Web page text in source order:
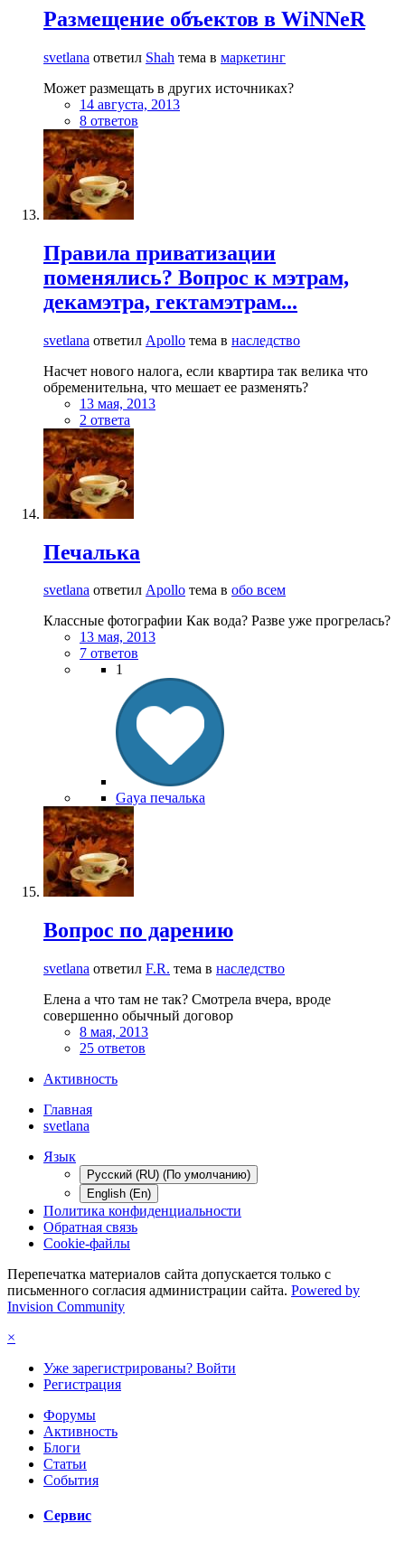
Размещение объектов в WiNNeR
svetlana ответил Shah тема в маркетинг
Может размещать в других источниках?
14 августа, 2013
8 ответов
Правила приватизации
поменялись? Вопрос к мэтрам,
декамэтра, гектамэтрам...
svetlana ответил Apollo тема в наследство
Насчет нового налога, если квартира так велика что
обременительна, что мешает ее разменять?
13 мая, 2013
2 ответа
Печалька
svetlana ответил Apollo тема в обо всем
Классные фотографии Как вода? Разве уже прогрелась?
13 мая, 2013
7 ответов
1
Gaya печалька
Вопрос по дарению
svetlana ответил F.R. тема в наследство
Елена а что там не так? Смотрела вчера, вроде
совершенно обычный договор
8 мая, 2013
25 ответов
Активность
Главная
svetlana
Язык
Русский (RU) (По умолчанию)
English (En)
Политика конфиденциальности
Обратная связь
Cookie-файлы
Перепечатка материалов сайта допускается только с
письменного согласия администрации сайта. Powered by
Invision Community
×
Уже зарегистрированы? Войти
Регистрация
Форумы
Активность
Блоги
Статьи
События
Сервис